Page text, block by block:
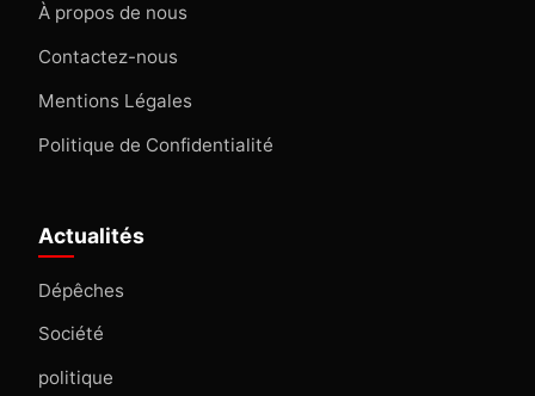
À propos de nous
Contactez-nous
Mentions Légales
Politique de Confidentialité
Actualités
Dépêches
Société
politique